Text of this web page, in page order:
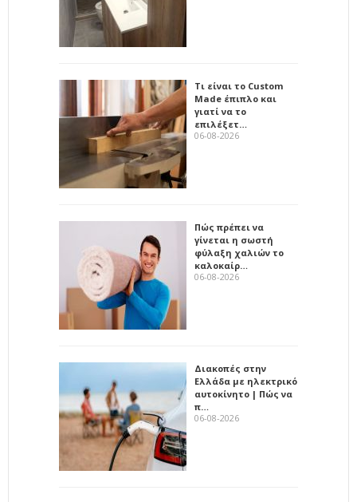
Τι είναι το Custom
Made έπιπλο και
γιατί να το
επιλέξετ…
06-08-2026
Πώς πρέπει να
γίνεται η σωστή
φύλαξη χαλιών το
καλοκαίρ…
06-08-2026
Διακοπές στην
Ελλάδα με ηλεκτρικό
αυτοκίνητο | Πώς να
π…
06-08-2026